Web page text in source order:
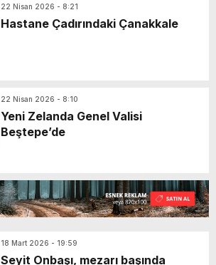
22 Nisan 2026 - 8:21
Hastane Çadırındaki Çanakkale
22 Nisan 2026 - 8:10
Yeni Zelanda Genel Valisi
Beştepe’de
18 Mart 2026 - 19:59
Seyit Onbaşı, mezarı başında